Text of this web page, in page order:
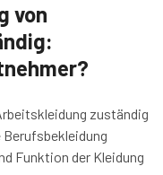
von
zuständig
Funktion der Kleidung